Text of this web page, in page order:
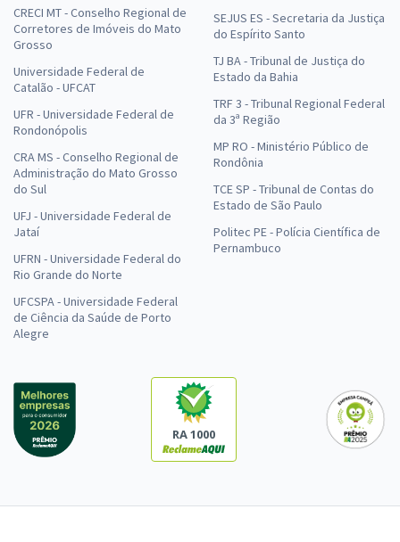
CRECI MT - Conselho Regional de
Corretores de Imóveis do Mato
Grosso
Universidade Federal de
Catalão - UFCAT
UFR - Universidade Federal de
Rondonópolis
CRA MS - Conselho Regional de
Administração do Mato Grosso
do Sul
UFJ - Universidade Federal de
Jataí
UFRN - Universidade Federal do
Rio Grande do Norte
UFCSPA - Universidade Federal
de Ciência da Saúde de Porto
Alegre
SEJUS ES - Secretaria da Justiça
do Espírito Santo
TJ BA - Tribunal de Justiça do
Estado da Bahia
TRF 3 - Tribunal Regional Federal
da 3ª Região
MP RO - Ministério Público de
Rondônia
TCE SP - Tribunal de Contas do
Estado de São Paulo
Politec PE - Polícia Científica de
Pernambuco
RA 1000